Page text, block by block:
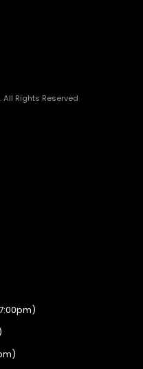
Rights Reserved